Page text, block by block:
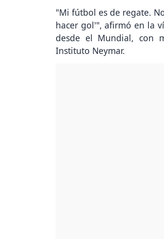
"Mi fútbol es de regate.
hacer gol'", afirmó en la
desde el Mundial, con
Instituto Neymar.